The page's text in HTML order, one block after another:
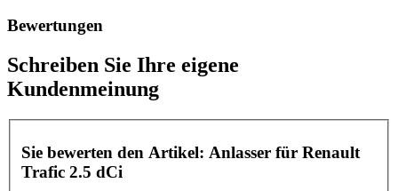
Bewertungen
Schreiben Sie Ihre eigene
Kundenmeinung
Sie bewerten den Artikel: Anlasser für Renault
Trafic 2.5 dCi